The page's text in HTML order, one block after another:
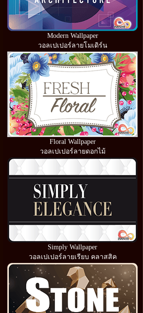
Modern Wallpaper
วอลเปเปอร์ลายโมเดิร์น
Floral Wallpaper
วอลเปเปอร์ลายดอกไม้
Simply Wallpaper
วอลเปเปอร์ลายเรียบ คลาสสิค